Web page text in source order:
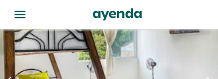
menu